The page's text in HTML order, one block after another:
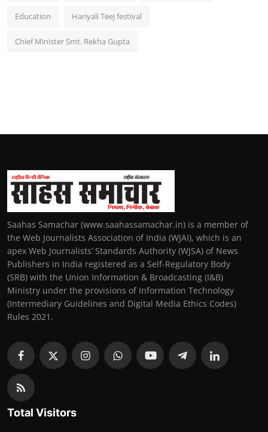
Education Hariyali Teej festival
Chief Minister Smt. Rekha Gupta
Saahas Samachar (www.saahassamachar.in) is a member of
the Web Journalists Association of India (WJAI), which is an
apex Web Journalists’ Standards Authority (WJSA) of News
Publishers in India registered as a Self-Regulatory Body
(SRB) with the Union Information & Broadcasting (I&B)
Ministry under the provisions of Information Technology
(Intermediary Guidelines and Digital Media Ethics Codes)
Rules 2021.
Total Visitors